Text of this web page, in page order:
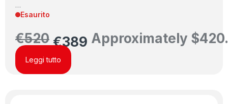
…
Esaurito
€520 €389 Approximately $
Leggi tutto